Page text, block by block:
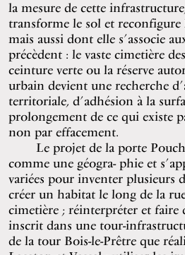
la mesure de cette
transforme le sol et reconfigure
mais aussi dont elle s’associe
précèdent : le vaste cimetière
ceinture verte ou la réserve
urbain devient une recherche
territoriale, d’adhésion à la
prolongement de ce qui existe
non par effacement.
Le projet de la porte
comme une géogra- phie et
variées pour inventer plusieurs
créer un habitat le long de la
cimetière ; réinterpréter et
inscrit dans une tour-
de la tour Bois-le-Prêtre que